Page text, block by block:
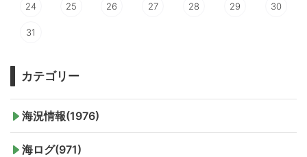
24 25 26 27 28 29 30
31
カテゴリー
海況情報(1976)
海ログ(971)